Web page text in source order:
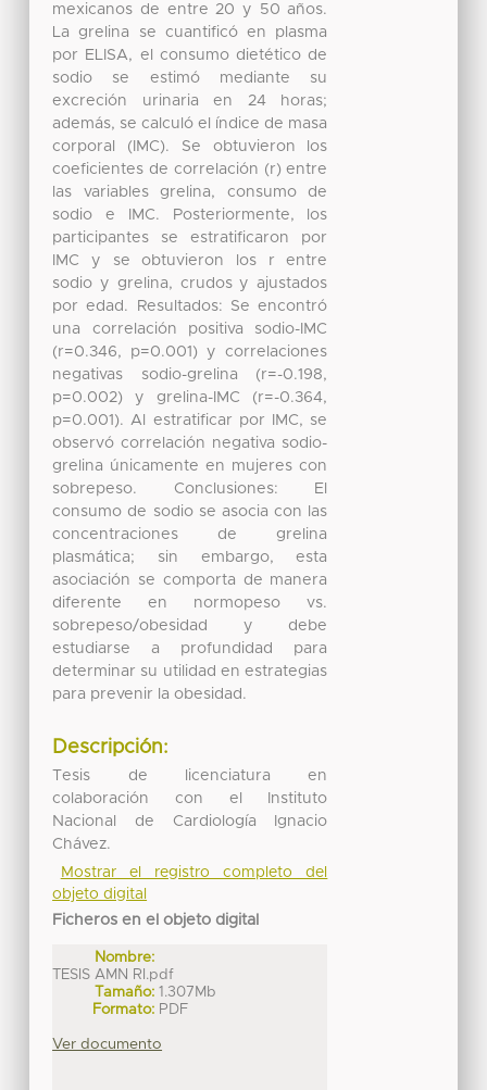
mexicanos de entre 20 y 50 años.
La grelina se cuantificó en plasma
por ELISA, el consumo dietético de
sodio se estimó mediante su
excreción urinaria en 24 horas;
además, se calculó el índice de masa
corporal (IMC). Se obtuvieron los
coeficientes de correlación (r) entre
las variables grelina, consumo de
sodio e IMC. Posteriormente, los
participantes se estratificaron por
IMC y se obtuvieron los r entre
sodio y grelina, crudos y ajustados
por edad. Resultados: Se encontró
una correlación positiva sodio-IMC
(r=0.346, p=0.001) y correlaciones
negativas sodio-grelina (r=-0.198,
p=0.002) y grelina-IMC (r=-0.364,
p=0.001). Al estratificar por IMC, se
observó correlación negativa sodio-
grelina únicamente en mujeres con
sobrepeso. Conclusiones: El
consumo de sodio se asocia con las
concentraciones de grelina
plasmática; sin embargo, esta
asociación se comporta de manera
diferente en normopeso vs.
sobrepeso/obesidad y debe
estudiarse a profundidad para
determinar su utilidad en estrategias
para prevenir la obesidad.
Descripción:
Tesis de licenciatura en
colaboración con el Instituto
Nacional de Cardiología Ignacio
Chávez.
Mostrar el registro completo del
objeto digital
Ficheros en el objeto digital
Nombre:
TESIS AMN RI.pdf
Tamaño: 1.307Mb
Formato: PDF
Ver documento